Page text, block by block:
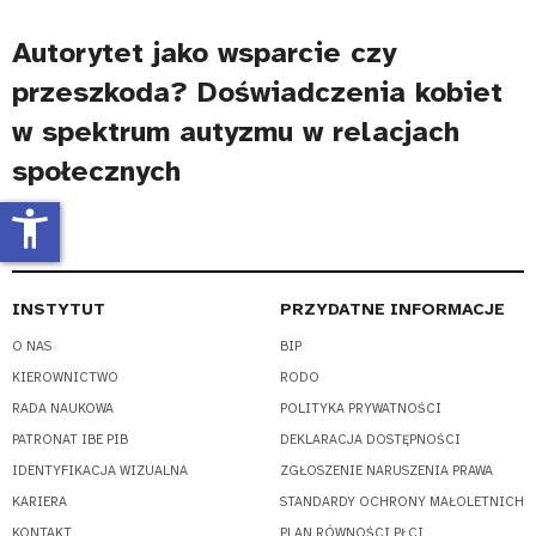
Autorytet jako wsparcie czy
przeszkoda? Doświadczenia kobiet
w spektrum autyzmu w relacjach
społecznych
INSTYTUT
O NAS
KIEROWNICTWO
RADA NAUKOWA
PATRONAT IBE PIB
IDENTYFIKACJA WIZUALNA
KARIERA
PRZYDATNE INFORMACJE
BIP
RODO
POLITYKA PRYWATNOŚCI
DEKLARACJA DOSTĘPNOŚCI
ZGŁOSZENIE NARUSZENIA PRAWA
STANDARDY OCHRONY MAŁOLETNICH
accessibility_new